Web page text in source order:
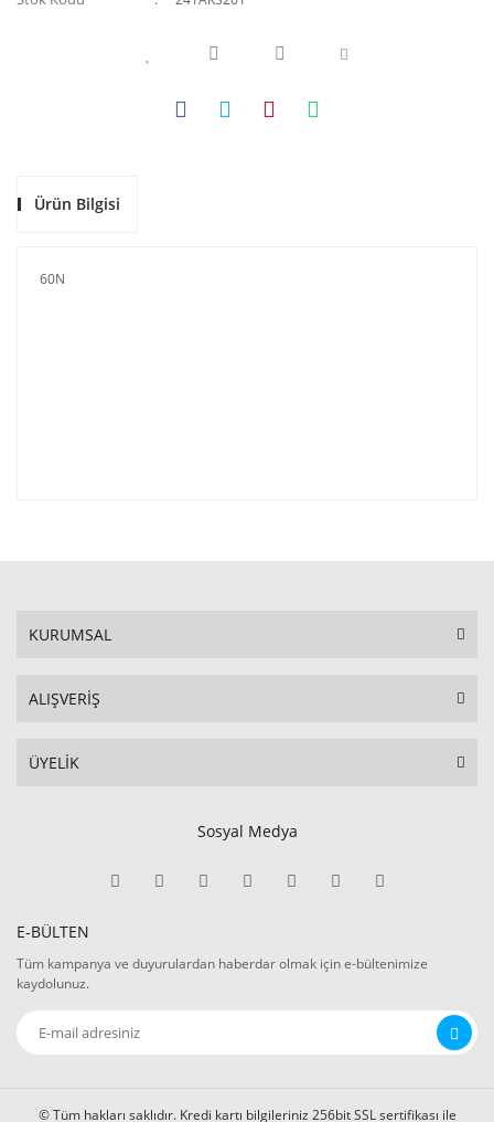
Ürün Bilgisi
60N
KURUMSAL
ALIŞVERİŞ
ÜYELİK
Sosyal Medya
E-BÜLTEN
Tüm kampanya ve duyurulardan haberdar olmak için e-bültenimize
kaydolunuz.
© Tüm hakları saklıdır. Kredi kartı bilgileriniz 256bit SSL sertifikası ile